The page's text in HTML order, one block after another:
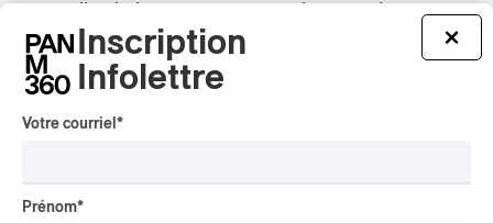
Inutile d’ajouter que cette impression
était ressentie à ce spectacle de la Saint-
Jean, d’ailleurs fort bien mené, sous la
direction artistique de Twenty Nine que
le batteur Tony Albino.
×
Inscription
Infolettre
Votre courriel *
Prénom*